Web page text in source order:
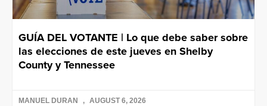
GUÍA DEL VOTANTE | Lo que debe saber sobre
las elecciones de este jueves en Shelby
County y Tennessee
MANUEL DURAN AUGUST 6, 2026